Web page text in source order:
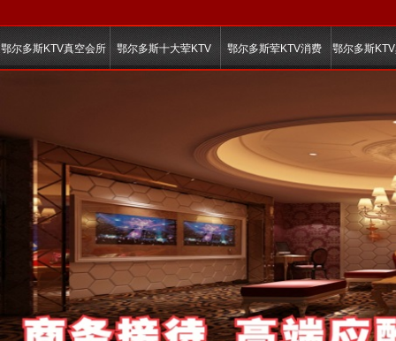
鄂尔多斯KTV真空会所 鄂尔多斯十大荤KTV 鄂尔多斯荤KTV消费 鄂尔多斯